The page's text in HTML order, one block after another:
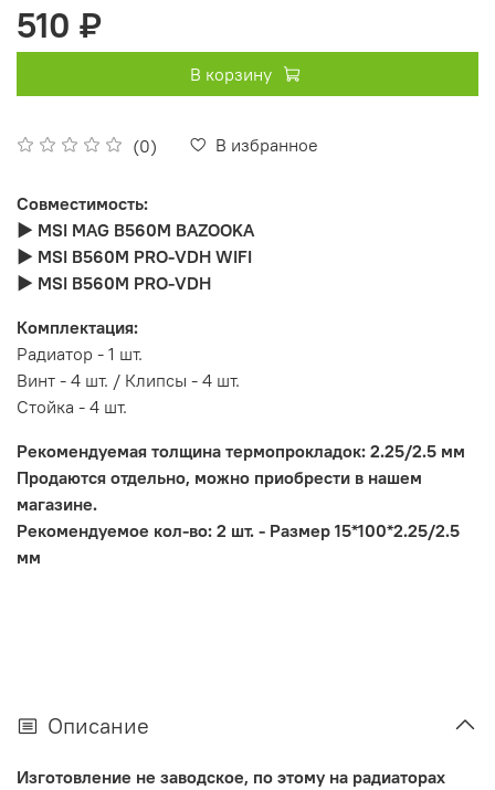
(0) В избранное
510 ₽
В корзину
Совместимость:
► MSI MAG B560M BAZOOKA
► MSI B560M PRO-VDH WIFI
► MSI B560M PRO-VDH
Комплектация:
Радиатор - 1 шт.
Винт - 4 шт. / Клипсы - 4 шт.
Стойка - 4 шт.
Рекомендуемая толщина термопрокладок: 2.25/2.5 мм
Продаются отдельно, можно приобрести в нашем
магазине.
Рекомендуемое кол-во: 2 шт. - Размер 15*100*2.25/2.5
мм
Описание
Изготовление не заводское, по этому на радиаторах